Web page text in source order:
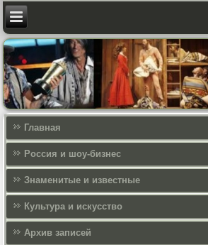
Главная
Россия и шоу-бизнес
Знаменитые и известные
Культура и искусcтво
Архив записей